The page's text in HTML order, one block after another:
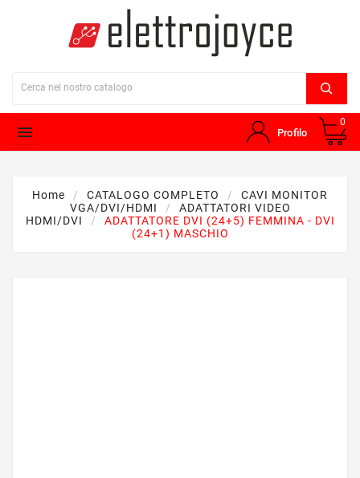
 Profilo
0
Home CATALOGO COMPLETO
CAVI MONITOR
VGA/DVI/HDMI
ADATTATORI VIDEO
HDMI/DVI
ADATTATORE DVI (24+5) FEMMINA - DVI
(24+1) MASCHIO